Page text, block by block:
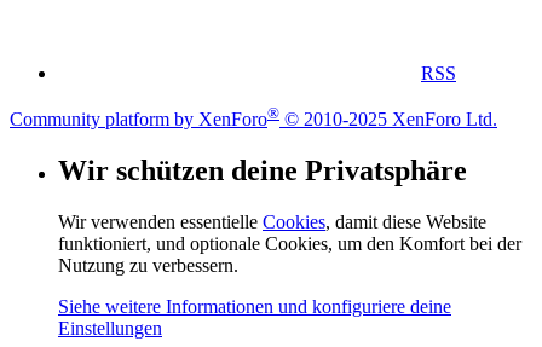
RSS
Community platform by XenForo® © 2010-2025 XenForo Ltd.
Wir schützen deine Privatsphäre
Wir verwenden essentielle Cookies, damit diese Website
funktioniert, und optionale Cookies, um den Komfort bei der
Nutzung zu verbessern.
Siehe weitere Informationen und konfiguriere deine
Einstellungen